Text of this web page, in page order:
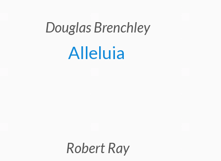
Douglas Brenchley
Alleluia
Robert Ray